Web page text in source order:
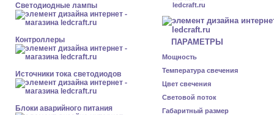
Светодиодные лампы
Контроллеры
Источники тока светодиодов
Блоки аварийного питания
ПАРАМЕТРЫ
Мощность
Температура свечения
Цвет свечения
Световой поток
Габаритный размер